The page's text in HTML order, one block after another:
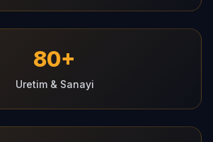
80+
Uretim & Sanayi